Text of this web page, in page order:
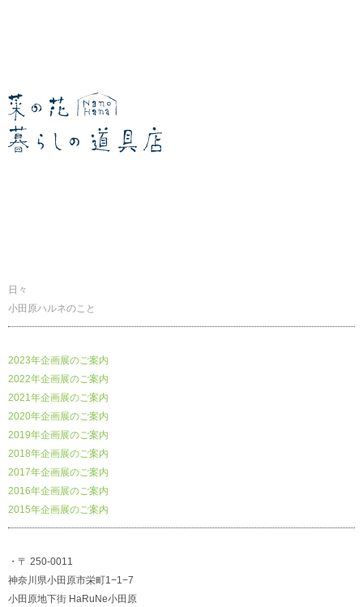
日々
小田原ハルネのこと
2023年企画展のご案内
2022年企画展のご案内
2021年企画展のご案内
2020年企画展のご案内
2019年企画展のご案内
2018年企画展のご案内
2017年企画展のご案内
2016年企画展のご案内
2015年企画展のご案内
・〒 250-0011
神奈川県小田原市栄町1−1−7
小田原地下街 HaRuNe小田原